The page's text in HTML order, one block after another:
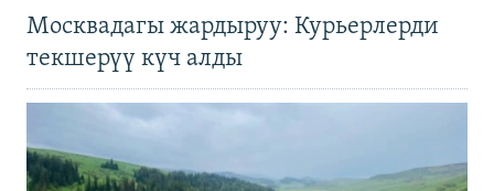
Москвадагы жардыруу: Курьерлерди
текшерүү күч алды